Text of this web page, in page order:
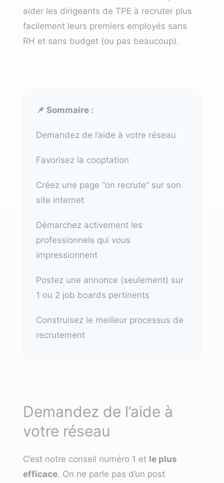
aider les dirigeants de TPE à recruter plus
facilement leurs premiers employés sans
RH et sans budget (ou pas beaucoup).
📌 Sommaire :
Demandez de l’aide à votre réseau
Favorisez la cooptation
Créez une page “on recrute” sur son
site internet
Démarchez activement les
professionnels qui vous
impressionnent
Postez une annonce (seulement) sur
1 ou 2 job boards pertinents
Construisez le meilleur processus de
recrutement
Demandez de l’aide à
votre réseau
C’est notre conseil numéro 1 et le plus
efficace. On ne parle pas d’un post